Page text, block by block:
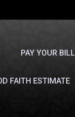
PAY YOUR BILL
FAITH ESTIMATE